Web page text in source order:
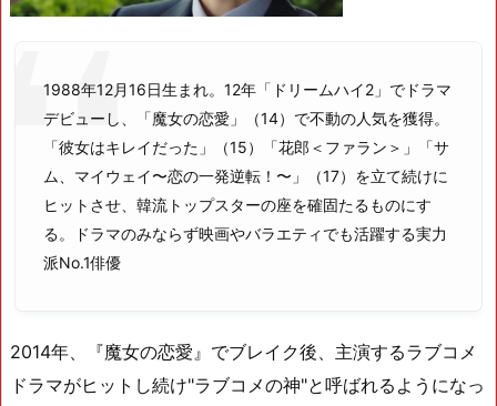
1988年12月16日生まれ。12年「ドリームハイ2」でドラマ
デビューし、「魔女の恋愛」（14）で不動の人気を獲得。
「彼女はキレイだった」（15）「花郎＜ファラン＞」「サ
ム、マイウェイ〜恋の一発逆転！〜」（17）を立て続けに
ヒットさせ、韓流トップスターの座を確固たるものにす
る。ドラマのみならず映画やバラエティでも活躍する実力
派No.1俳優
2014年、『魔女の恋愛』でブレイク後、主演するラブコメ
ドラマがヒットし続け"ラブコメの神"と呼ばれるようになっ